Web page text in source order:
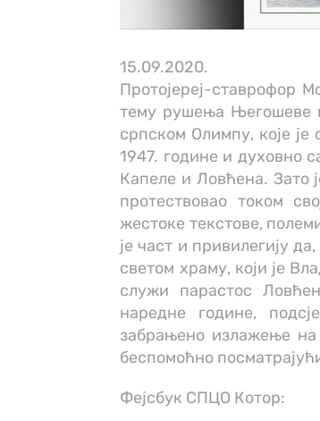
15.09.2020.
Протојереј-ставрофор
тему рушења Његошеве
српском Олимпу, које
1947. године и духовно
Капеле и Ловћена. Зато
протествовао током
жестоке текстове,
је част и привилегију
светом храму, који је
служи парастос
наредне године,
забрањено излажење
беспомоћно
Фејсбук СПЦО Котор: